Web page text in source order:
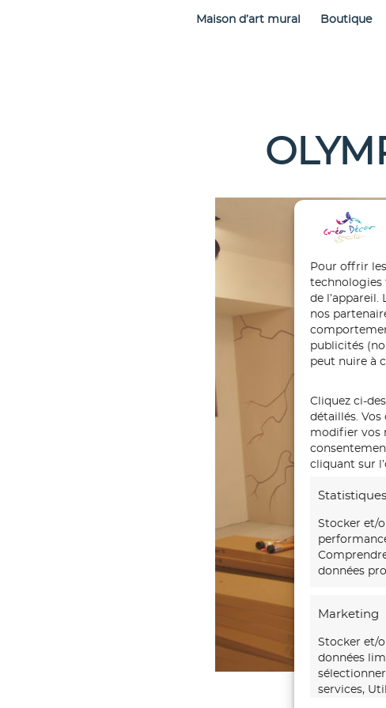
Pour offrir
technologies
de
nos
publicités
peut nuire à
Cliquez ci-
détaillés.
modifier vos
cliquant sur
Statistiques
Stocker et/
données
Marketing
Stocker et/
données
services,
Maison d’art mural Boutique